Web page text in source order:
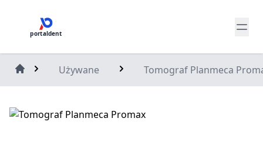
portaldent
Używane Tomograf Planmeca